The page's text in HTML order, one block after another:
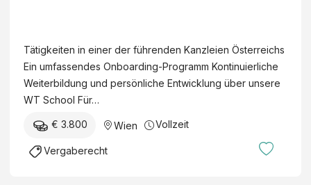
s
a
n
w
L
F
T
H
Tätigkeiten in einer der führenden Kanzleien Österreichs
Ein umfassendes Onboarding-Programm Kontinuierliche
Weiterbildung und persönliche Entwicklung über unsere
WT School Für…
€ 3.800 Wien Vollzeit
Vergaberecht